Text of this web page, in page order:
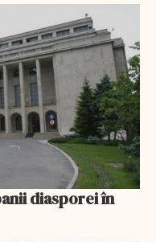
diasporei în